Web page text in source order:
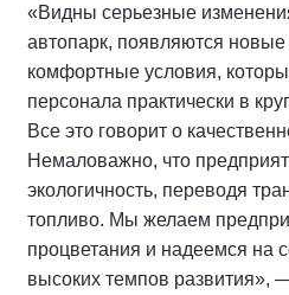
«Видны серьезные
автопарк, появляются
комфортные условия,
персонала практически в
Все это говорит о
Немаловажно, что
экологичность, переводя
топливо. Мы желаем
процветания и надеемся на
высоких темпов развития»,